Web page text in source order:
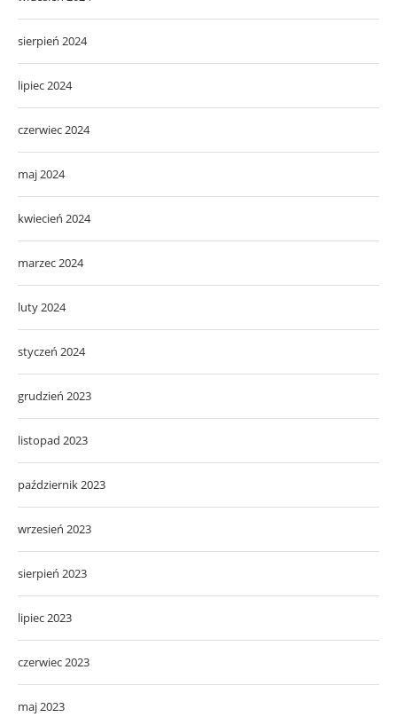
czerwiec 2024
maj 2024
kwiecień 2024
marzec 2024
luty 2024
styczeń 2024
grudzień 2023
listopad 2023
październik 2023
wrzesień 2023
sierpień 2023
lipiec 2023
czerwiec 2023
maj 2023
kwiecień 2023
marzec 2023